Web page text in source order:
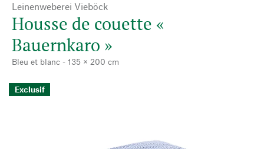
Leinenweberei Vieböck
Housse de couette «
Bauernkaro »
Bleu et blanc - 135 × 200 cm
Exclusif